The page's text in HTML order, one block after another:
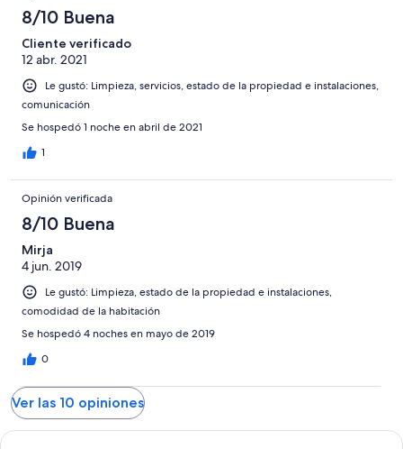
8/10 Buena
Cliente verificado
12 abr. 2021
Le gustó: Limpieza, servicios, estado de la propiedad e instalaciones,
comunicación
Se hospedó 1 noche en abril de 2021
1
Opinión verificada
8/10 Buena
Mirja
4 jun. 2019
Le gustó: Limpieza, estado de la propiedad e instalaciones,
comodidad de la habitación
Se hospedó 4 noches en mayo de 2019
0
Ver las 10 opiniones